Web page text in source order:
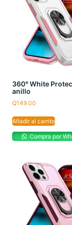
360° White
anillo
Q149.00
Añadir al carrito
Compra por